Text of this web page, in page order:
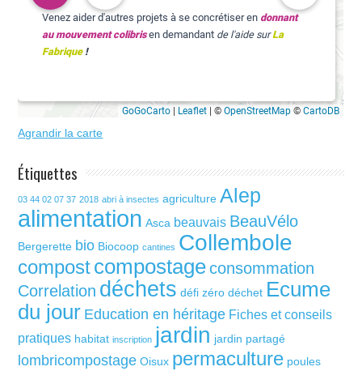
Agrandir la carte
Étiquettes
03 44 02 07 37 2018 abri à insectes agriculture Alep
alimentation Asca beauvais BeauVélo
Bergerette bio Biocoop cantines Collembole
compostcompostage consommation
Correlation déchets défi zéro déchet Ecume
du jour Education en héritage Fiches et conseils
pratiques habitat inscription jardin jardin partagé
lombricompostage Oisux permaculture poules